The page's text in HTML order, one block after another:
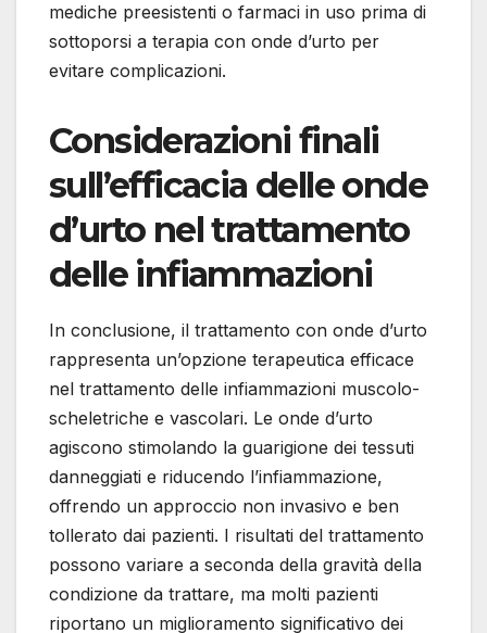
mediche preesistenti o farmaci in uso prima di
sottoporsi a terapia con onde d’urto per
evitare complicazioni.
Considerazioni finali
sull’efficacia delle onde
d’urto nel trattamento
delle infiammazioni
In conclusione, il trattamento con onde d’urto
rappresenta un’opzione terapeutica efficace
nel trattamento delle infiammazioni muscolo-
scheletriche e vascolari. Le onde d’urto
agiscono stimolando la guarigione dei tessuti
danneggiati e riducendo l’infiammazione,
offrendo un approccio non invasivo e ben
tollerato dai pazienti. I risultati del trattamento
possono variare a seconda della gravità della
condizione da trattare, ma molti pazienti
riportano un miglioramento significativo dei